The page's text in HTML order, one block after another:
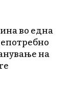
во една
на